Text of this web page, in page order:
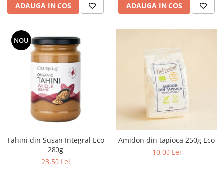
ADAUGA IN COS ADAUGA IN COS
NOU
Tahini din Susan Integral Eco
280g
23,50 Lei
Amidon din tapioca 250g Eco
10,00 Lei